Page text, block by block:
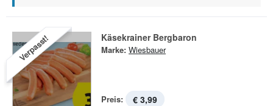
Verpasst! Käsekrainer Bergbaron
Marke: Wiesbauer
Preis: € 3,99